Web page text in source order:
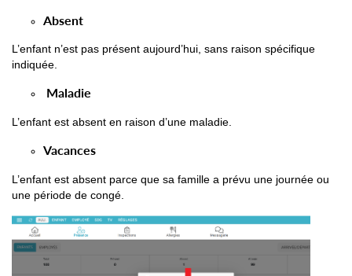
Absent
L’enfant n’est pas présent aujourd’hui, sans raison spécifique
indiquée.
Maladie
L’enfant est absent en raison d’une maladie.
Vacances
L’enfant est absent parce que sa famille a prévu une journée ou
une période de congé.